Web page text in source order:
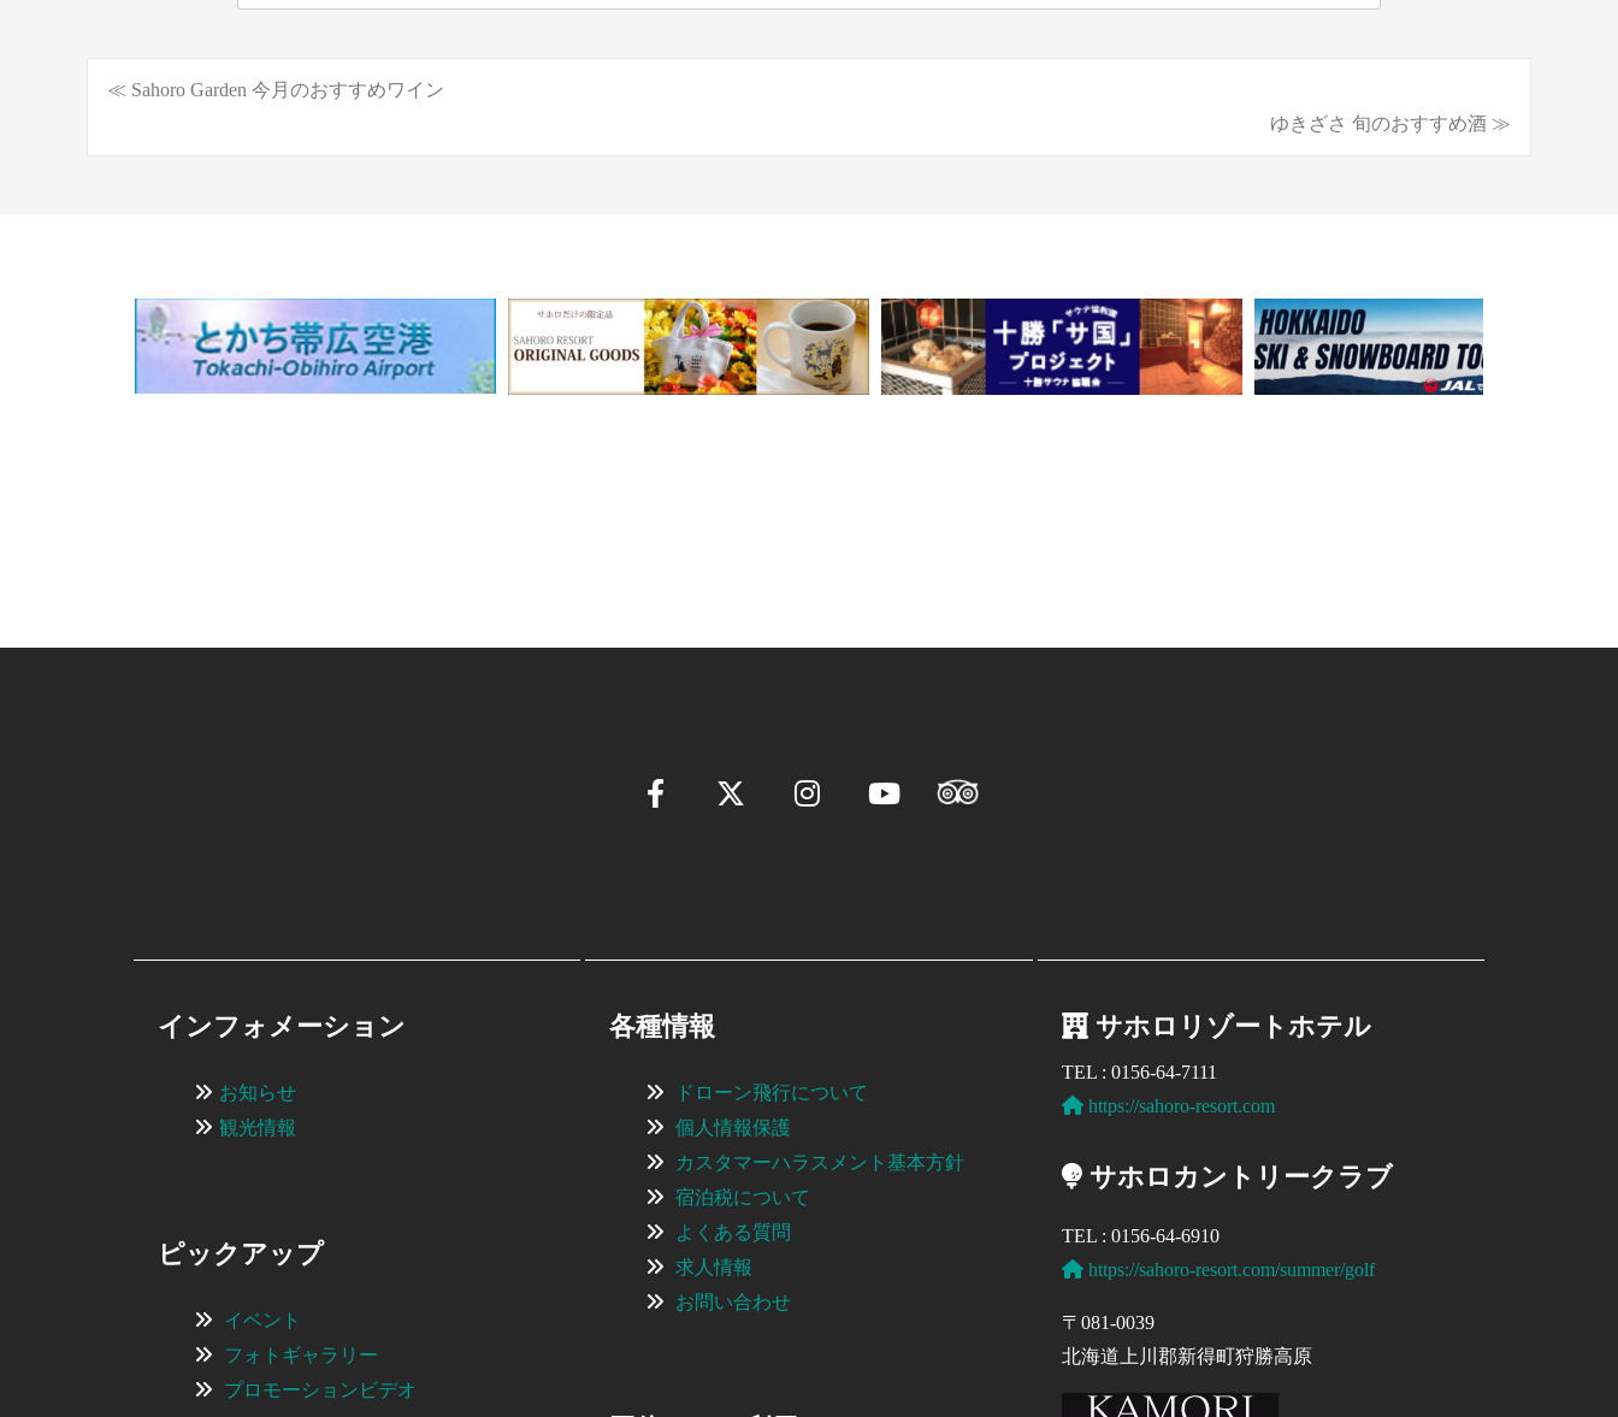
投
稿
ビ
≪ Sahoro Garden 今月のおすすめワイン
ゆきざさ 旬のおすすめ酒 ≫
インフォメーション
お知らせ
観光情報
ピックアップ
イベント
フォトギャラリー
プロモーションビデオ
各種情報
ドローン飛行について
個人情報保護
カスタマーハラスメント基本方針
宿泊税について
よくある質問
求人情報
お問い合わせ
サホロリゾートホテル
TEL : 0156-64-7111
https://sahoro-resort.com
サホロカントリークラブ
TEL : 0156-64-6910
https://sahoro-resort.com/summer/golf
〒081-0039
北海道上川郡新得町狩勝高原